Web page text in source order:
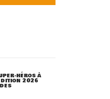
HÉROS À
2026